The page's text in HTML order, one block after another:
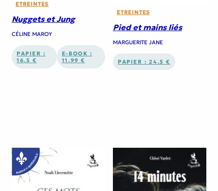
ETREINTES
Nuggets et Jung
CÉLINE MAROY
PAPIER :
16.5 €
E-BOOK :
11.99 €
ETREINTES
Pied et mains liés
MARGUERITE JANE
PAPIER : 24.5 €